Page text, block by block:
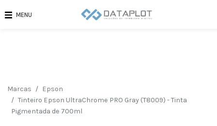
MENU
Marcas
Epson
Tinteiro Epson UltraChrome PRO Gray (T8009) - Tinta
Pigmentada de 700ml